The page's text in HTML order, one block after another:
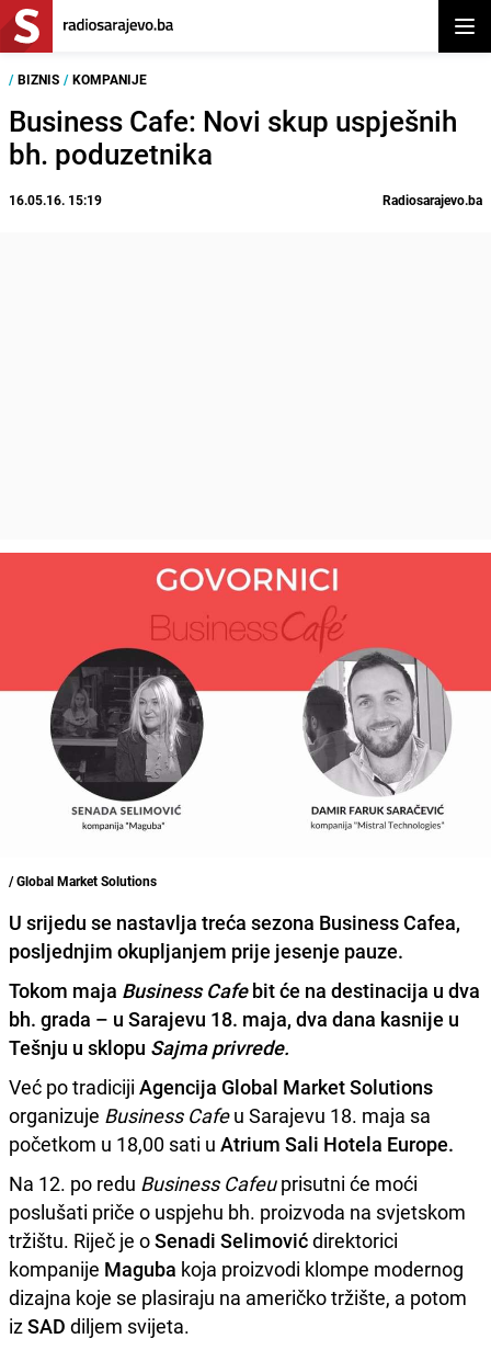
/ BIZNIS / KOMPANIJE
Business Cafe: Novi skup uspješnih
bh. poduzetnika
16.05.16. 15:19 Radiosarajevo.ba
/ Global Market Solutions
U srijedu se nastavlja treća sezona Business Cafea,
posljednjim okupljanjem prije jesenje pauze.
Tokom maja Business Cafebit će na destinacija u dva
bh. grada – u Sarajevu 18. maja, dva dana kasnije u
Tešnju u sklopu Sajma privrede.
Već po tradiciji Agencija Global Market Solutions
organizuje Business Cafeu Sarajevu 18. maja sa
početkom u 18,00 sati u Atrium Sali Hotela Europe.
Na 12. po redu Business Cafeuprisutni će moći
poslušati priče o uspjehu bh. proizvoda na svjetskom
tržištu. Riječ je oSenadi Selimovićdirektorici
kompanije Maguba koja proizvodi klompe modernog
dizajna koje se plasiraju na američko tržište, a potom
izSAD diljem svijeta.